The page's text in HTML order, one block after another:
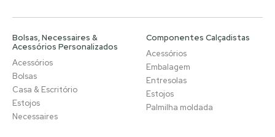
Bolsas, Necessaires &
Acessórios Personalizados
Acessórios
Bolsas
Casa & Escritório
Estojos
Necessaires
Componentes Calçadistas
Acessórios
Embalagem
Entresolas
Estojos
Palmilha moldada